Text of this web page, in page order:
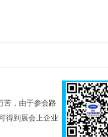
苦，由于参会路
得到展会上企业